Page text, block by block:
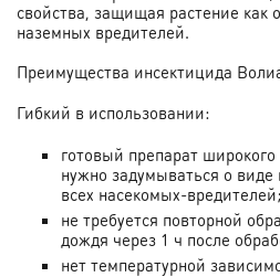
свойства, защищая растение как
наземных вредителей.
Преимущества инсектицида
Гибкий в использовании:
готовый препарат
нужно задумываться о виде
всех насекомых-вредителей;
не требуется повторной
дождя через 1 ч после
нет температурной